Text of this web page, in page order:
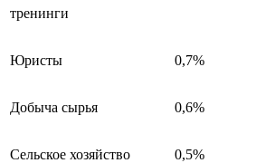
тренинги
Юристы 0,7%
Добыча сырья 0,6%
Сельское хозяйство 0,5%